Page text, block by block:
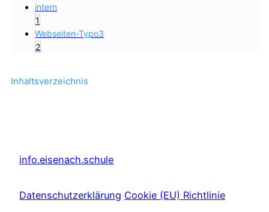
Inhaltsverzeichnis
intern
1
Webseiten-Typo3
2
info.eisenach.schule
Datenschutzerklärung Cookie (EU) Richtlinie